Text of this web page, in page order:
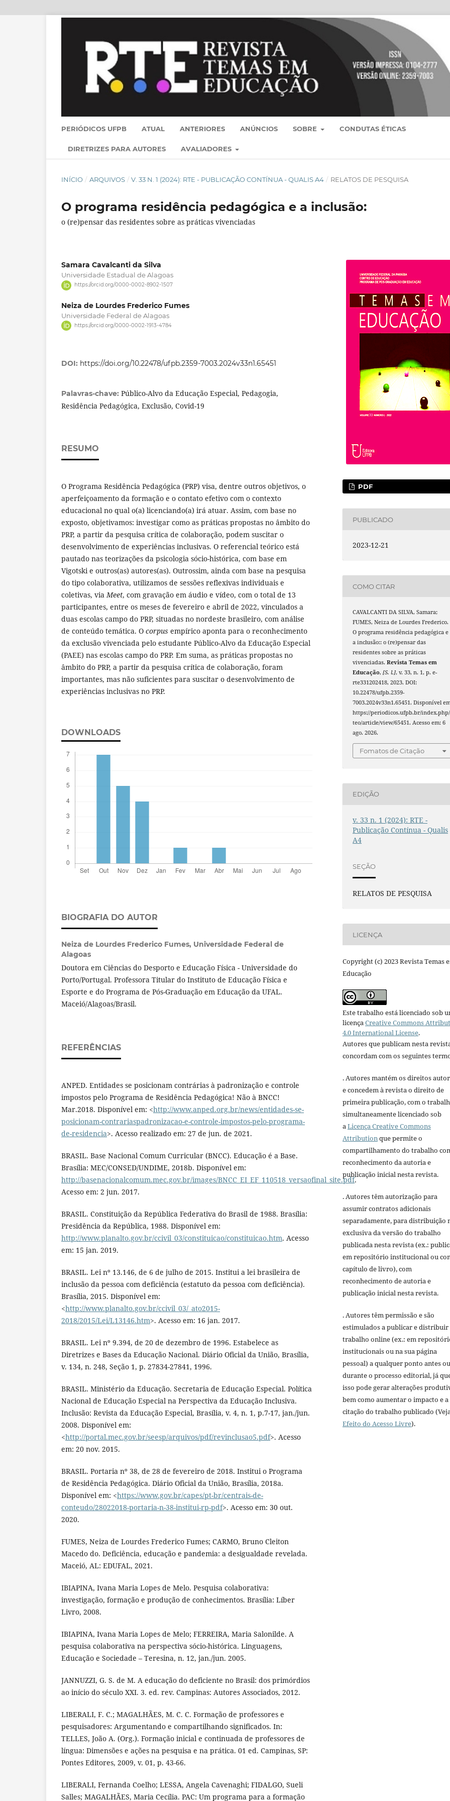
PERIÓDICOS UFPB ATUAL ANTERIORES ANÚNCIOS SOBRE CONDUTAS ÉTICAS
DIRETRIZES PARA AUTORES AVALIADORES
INÍCIO / ARQUIVOS / V. 33 N. 1 (2024): RTE - PUBLICAÇÃO CONTÍNUA - QUALIS A4 / RELATOS DE PESQUISA
O programa residência pedagógica e a inclusão:
o (re)pensar das residentes sobre as práticas vivenciadas
Samara Cavalcanti da Silva
Universidade Estadual de Alagoas
https://orcid.org/0000-0002-8902-1507
Neiza de Lourdes Frederico Fumes
Universidade Federal de Alagoas
https://orcid.org/0000-0002-1913-4784
DOI: https://doi.org/10.22478/ufpb.2359-7003.2024v33n1.65451
Palavras-chave: Público-Alvo da Educação Especial, Pedagogia,
Residência Pedagógica, Exclusão, Covid-19
RESUMO
O Programa Residência Pedagógica (PRP) visa, dentre outros objetivos, o
aperfeiçoamento da formação e o contato efetivo com o contexto
educacional no qual o(a) licenciando(a) irá atuar. Assim, com base no
exposto, objetivamos: investigar como as práticas propostas no âmbito do
PRP, a partir da pesquisa crítica de colaboração, podem suscitar o
desenvolvimento de experiências inclusivas. O referencial teórico está
pautado nas teorizações da psicologia sócio-histórica, com base em
Vigotski e outros(as) autores(as). Outrossim, ainda com base na pesquisa
do tipo colaborativa, utilizamos de sessões reflexivas individuais e
coletivas, viaMeet, com gravação em áudio e vídeo, com o total de 13
participantes, entre os meses de fevereiro e abril de 2022, vinculados a
duas escolas campo do PRP, situadas no nordeste brasileiro, com análise
de conteúdo temática. O corpus empírico aponta para o reconhecimento
da exclusão vivenciada pelo estudante Público-Alvo da Educação Especial
(PAEE) nas escolas campo do PRP. Em suma, as práticas propostas no
âmbito do PRP, a partir da pesquisa crítica de colaboração, foram
importantes, mas não suficientes para suscitar o desenvolvimento de
experiências inclusivas no PRP.
DOWNLOADS
BIOGRAFIA DO AUTOR
Neiza de Lourdes Frederico Fumes, Universidade Federal de
Alagoas
Doutora em Ciências do Desporto e Educação Física - Universidade do
Porto/Portugal. Professora Titular do Instituto de Educação Física e
Esporte e do Programa de Pós-Graduação em Educação da UFAL.
Maceió/Alagoas/Brasil.
REFERÊNCIAS
ANPED. Entidades se posicionam contrárias à padronização e controle
impostos pelo Programa de Residência Pedagógica! Não à BNCC!
Mar.2018. Disponível em: <http://www.anped.org.br/news/entidades-se-
posicionam-contrariaspadronizacao-e-controle-impostos-pelo-programa-
de-residencia>. Acesso realizado em: 27 de jun. de 2021.
BRASIL. Base Nacional Comum Curricular (BNCC). Educação é a Base.
Brasília: MEC/CONSED/UNDIME, 2018b. Disponível em:
http://basenacionalcomum.mec.gov.br/images/BNCC_EI_EF_110518_versaofinal_site.pdf.
Acesso em: 2 jun. 2017.
BRASIL. Constituição da República Federativa do Brasil de 1988. Brasília:
Presidência da República, 1988. Disponível em:
http://www.planalto.gov.br/ccivil_03/constituicao/constituicao.htm. Acesso
em: 15 jan. 2019.
BRASIL. Lei nº 13.146, de 6 de julho de 2015. Institui a lei brasileira de
inclusão da pessoa com deficiência (estatuto da pessoa com deficiência).
Brasília, 2015. Disponível em:
<http://www.planalto.gov.br/ccivil_03/_ato2015-
2018/2015/Lei/L13146.htm>. Acesso em: 16 jan. 2017.
BRASIL. Lei nº 9.394, de 20 de dezembro de 1996. Estabelece as
Diretrizes e Bases da Educação Nacional. Diário Oficial da União, Brasília,
v. 134, n. 248, Seção 1, p. 27834-27841, 1996.
BRASIL. Ministério da Educação. Secretaria de Educação Especial. Política
Nacional de Educação Especial na Perspectiva da Educação Inclusiva.
Inclusão: Revista da Educação Especial, Brasília, v. 4, n. 1, p.7-17, jan./jun.
2008. Disponível em:
<http://portal.mec.gov.br/seesp/arquivos/pdf/revinclusao5.pdf>. Acesso
em: 20 nov. 2015.
BRASIL. Portaria nº 38, de 28 de fevereiro de 2018. Institui o Programa
de Residência Pedagógica. Diário Oficial da União, Brasília, 2018a.
Disponível em: <https://www.gov.br/capes/pt-br/centrais-de-
conteudo/28022018-portaria-n-38-institui-rp-pdf>. Acesso em: 30 out.
2020.
FUMES, Neiza de Lourdes Frederico Fumes; CARMO, Bruno Cleiton
Macedo do. Deficiência, educação e pandemia: a desigualdade revelada.
Maceió, AL: EDUFAL, 2021.
IBIAPINA, Ivana Maria Lopes de Melo. Pesquisa colaborativa:
investigação, formação e produção de conhecimentos. Brasília: Líber
Livro, 2008.
IBIAPINA, Ivana Maria Lopes de Melo; FERREIRA, Maria Salonilde. A
pesquisa colaborativa na perspectiva sócio-histórica. Linguagens,
Educação e Sociedade – Teresina, n. 12, jan./jun. 2005.
JANNUZZI, G. S. de M. A educação do deficiente no Brasil: dos primórdios
ao início do século XXI. 3. ed. rev. Campinas: Autores Associados, 2012.
LIBERALI, F. C.; MAGALHÃES, M. C. C. Formação de professores e
pesquisadores: Argumentando e compartilhando significados. In:
TELLES, João A. (Org.). Formação inicial e continuada de professores de
língua: Dimensões e ações na pesquisa e na prática. 01 ed. Campinas, SP:
Pontes Editores, 2009, v. 01, p. 43-66.
LIBERALI, Fernanda Coelho; LESSA, Angela Cavenaghi; FIDALGO, Sueli
Salles; MAGALHÃES, Maria Cecília. PAC: Um programa para a formação
PDF
PUBLICADO
2023-12-21
COMO CITAR
CAVALCANTI DA SILVA, Samara;
FUMES, Neiza de Lourdes Frederico.
O programa residência pedagógica e
a inclusão:: o (re)pensar das
residentes sobre as práticas
vivenciadas.Revista Temas em
Educação,[S. l.], v. 33, n. 1, p. e-
rte331202418, 2023. DOI:
10.22478/ufpb.2359-
7003.2024v33n1.65451. Disponível
https://periodicos.ufpb.br/
teo/article/view/65451. Acesso em: 6
ago. 2026.
Fomatos de Citação
EDIÇÃO
v. 33 n. 1 (2024): RTE -
Publicação Contínua - Qualis
A4
SEÇÃO
RELATOS DE PESQUISA
LICENÇA
Copyright (c) 2023 Revista Temas
Educação
Este trabalho está licenciado sob
licençaCreative Commons
4.0 International License.
Autores que publicam nesta
concordam com os seguintes
. Autores mantém os direitos
e concedem à revista o direito de
primeira publicação, com o
simultaneamente licenciado sob
aLicença Creative Commons
Attributionque permite o
compartilhamento do trabalho
reconhecimento da autoria e
publicação inicial nesta revista.
. Autores têm autorização para
assumir contratos adicionais
separadamente, para distribuição
exclusiva da versão do trabalho
publicada nesta revista (ex.:
em repositório institucional ou
capítulo de livro), com
reconhecimento de autoria e
publicação inicial nesta revista.
. Autores têm permissão e são
estimulados a publicar e distribuir
trabalho online (ex.: em
institucionais ou na sua página
pessoal) a qualquer ponto antes ou
durante o processo editorial, já
isso pode gerar alterações
bem como aumentar o impacto e a
citação do trabalho publicado
Efeito do Acesso Livre).